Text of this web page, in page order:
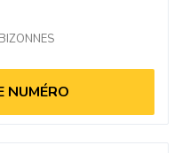
NUMÉRO